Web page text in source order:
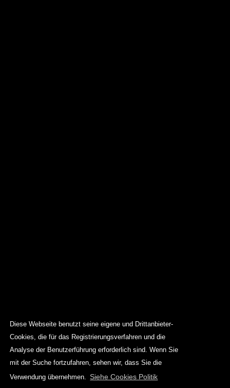
Diese Webseite benutzt seine eigene und Drittanbieter-
Cookies, die für das Registrierungsverfahren und die
Analyse der Benutzerführung erforderlich sind. Wenn Sie
mit der Suche fortzufahren, sehen wir, dass Sie die
Verwendung übernehmen. Siehe Cookies Politik